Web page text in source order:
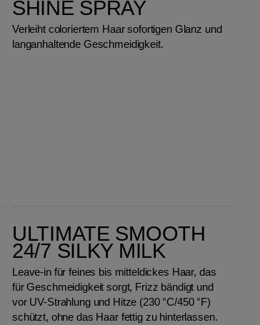
SHINE SPRAY
Verleiht coloriertem Haar sofortigen Glanz und
langanhaltende Geschmeidigkeit.
ULTIMATE SMOOTH
24/7 SILKY MILK
Leave-in für feines bis mitteldickes Haar, das
für Geschmeidigkeit sorgt, Frizz bändigt und
vor UV-Strahlung und Hitze (230 °C/450 °F)
schützt, ohne das Haar fettig zu hinterlassen.